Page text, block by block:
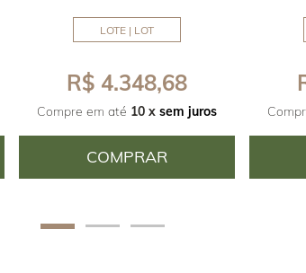
LOTE | LOT
R$ 4.348,68
Compre em até 10 x sem juros
COMPRAR